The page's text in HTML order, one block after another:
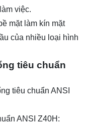
việc.
mặt làm kín mặt
của nhiều loại hình
tiêu chuẩn
tiêu chuẩn ANSI
ANSI Z40H: